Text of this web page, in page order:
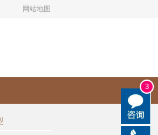
3
网站地图